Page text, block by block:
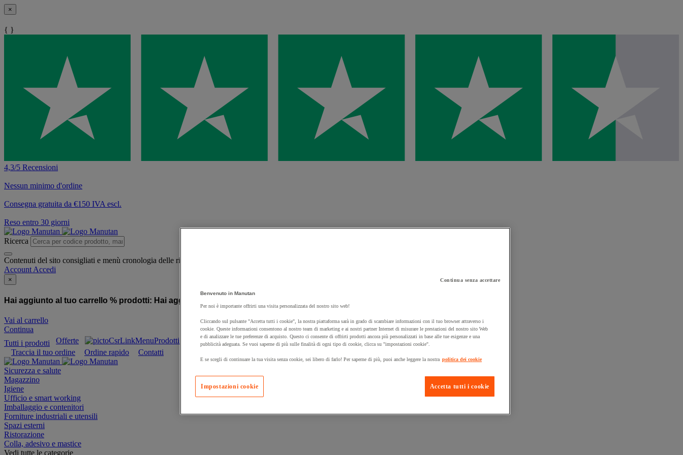
×
{ }
4,3/5 Recensioni
Nessun minimo d'ordine
Consegna gratuita da €150 IVA escl.
Reso entro 30 giorni
Ricerca
Contenuti del sito consigliati e menù cronologia delle ricerche
Account Accedi
×
Hai aggiunto al tuo carrello % prodotti: Hai aggiunto al tuo carrello un prodotto:
Vai al carrello
Continua
Tutti i prodotti
Offerte Prodotti sostenibili Manutan Expert
Prodotti in pronta consegna
Traccia il tuo ordine
Ordine rapido Contatti
Sicurezza e salute
Magazzino
Igiene
Ufficio e smart working
Imballaggio e contenitori
Forniture industriali e utensili
Spazi esterni
Ristorazione
Colla, adesivo e mastice
Vedi tutte le categorie
Continua senza accettare
Benvenuto in Manutan
Per noi è importante offrirti una visita personalizzata del nostro sito web!
Cliccando sul pulsante "Accetta tutti i cookie", la nostra piattaforma sarà in grado di scambiare informazioni con il tuo browser attraverso i
cookie. Queste informazioni consentono al nostro team di marketing e ai nostri partner Internet di misurare le prestazioni del nostro sito Web
e di analizzare le tue preferenze di acquisto. Questo ci consente di offrirti prodotti ancora più personalizzati in base alle tue esigenze e una
pubblicità adeguata. Se vuoi saperne di più sulle finalità di ogni tipo di cookie, clicca su "impostazioni cookie".
E se scegli di continuare la tua visita senza cookie, sei libero di farlo! Per saperne di più, puoi anche leggere la nostra politica dei cookie
Accetta tutti i cookie
Impostazioni cookie